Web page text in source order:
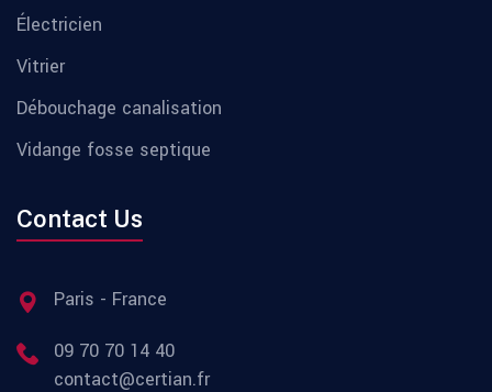
Électricien
Vitrier
Débouchage canalisation
Vidange fosse septique
Contact Us
Paris - France
09 70 70 14 40
contact@certian.fr